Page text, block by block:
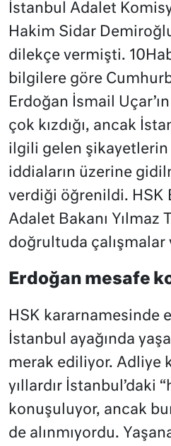
İstanbul Adalet
Hakim Sidar
dilekçe vermişti.
bilgilere göre
Erdoğan İsmail
çok kızdığı, ancak
ilgili gelen şikayetlerin
iddiaların üzerine
verdiği öğrenildi. HSK
Adalet Bakanı Yılmaz
doğrultuda
Erdoğan mesafe
HSK kararnamesinde
İstanbul ayağında
merak ediliyor. Adliye
yıllardır İstanbul’daki
konuşuluyor, ancak
de alınmıyordu.